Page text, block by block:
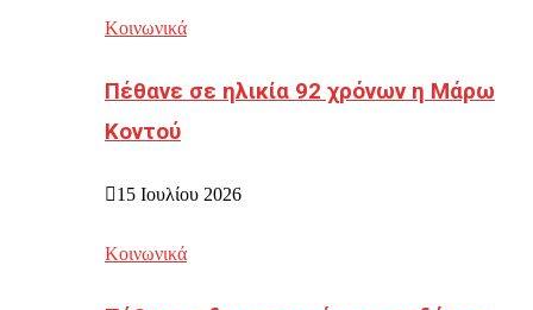
Κοινωνικά
Πέθανε σε ηλικία 92 χρόνων η Μάρω
Κοντού
15 Ιουλίου 2026
Κοινωνικά